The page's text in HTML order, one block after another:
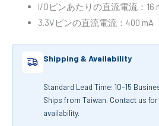
I/Oピンあたりの直流電流：16
3.3Vピンの直流電流：400 mA
Shipping & Availability
Standard Lead Time: 10–15
Ships from Taiwan. Contact us
availability.